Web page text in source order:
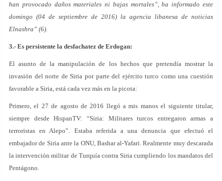
han provocado daños materiales ni bajas mortales”, ha informado este
domingo (04 de septiembre de 2016) la agencia libanesa de noticias
Elnashra” (6).
3.- Es persistente la desfachatez de Erdogan:
El asunto de la manipulación de los hechos que pretendía mostrar la
invasión del norte de Siria por parte del ejército turco como una cuestión
favorable a Siria, está cada vez más en la picota:
Primero, el 27 de agosto de 2016 llegó a mis manos el siguiente titular,
siempre desde HispanTV: “Siria: Militares turcos entregaron armas a
terroristas en Alepo”. Estaba referida a una denuncia que efectuó el
embajador de Siria ante la ONU, Bashar al-Yafari. Realmente muy descarada
la intervención militar de Turquía contra Siria cumpliendo los mandatos del
Pentágono.